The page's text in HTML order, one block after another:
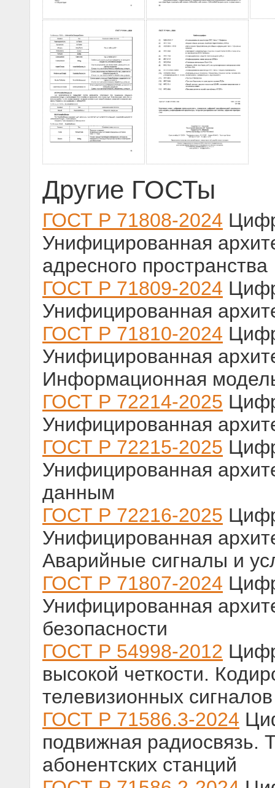
Другие ГОСТы
ГОСТ Р 71808-2024
Унифицированная
адресного пространства
ГОСТ Р 71809-2024
Унифицированная
ГОСТ Р 71810-2024
Унифицированная
Информационная
ГОСТ Р 72214-2025
Унифицированная
ГОСТ Р 72215-2025
Унифицированная
данным
ГОСТ Р 72216-2025
Унифицированная
Аварийные сигналы и
ГОСТ Р 71807-2024
Унифицированная
безопасности
ГОСТ Р 54998-2012
высокой четкости.
телевизионных
ГОСТ Р 71586.3-2024
подвижная радиосвязь.
абонентских станций